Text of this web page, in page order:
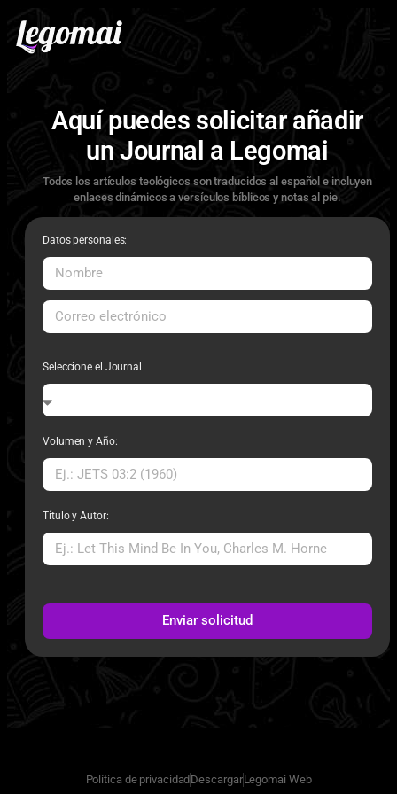
Aquí puedes solicitar añadir
un Journal a Legomai
Todos los artículos teológicos son traducidos al español e incluyen
enlaces dinámicos a versículos bíblicos y notas al pie.
Datos personales:
Seleccione el Journal
Volumen y Año:
Título y Autor:
Enviar solicitud
Política de privacidad DescargarLegomai Web